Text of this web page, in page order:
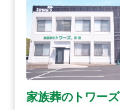
家族葬のトワーズ